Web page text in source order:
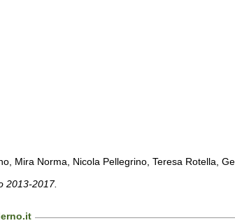
Mira Norma, Nicola Pellegrino, Teresa Rotella,
2013-2017.